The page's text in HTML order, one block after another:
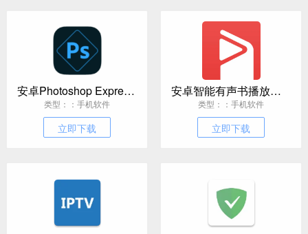
安卓Photoshop Express v18.1.35高级版
类型：：手机软件
立即下载
安卓智能有声书播放器 v11.8.1完整版
类型：：手机软件
立即下载